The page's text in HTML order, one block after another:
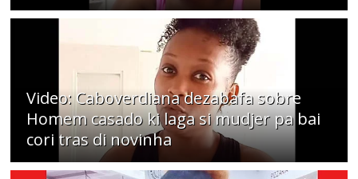
Video: Caboverdiana dezabafa sobre
Homem casado ki laga si mudjer pa bai
cori tras di novinha